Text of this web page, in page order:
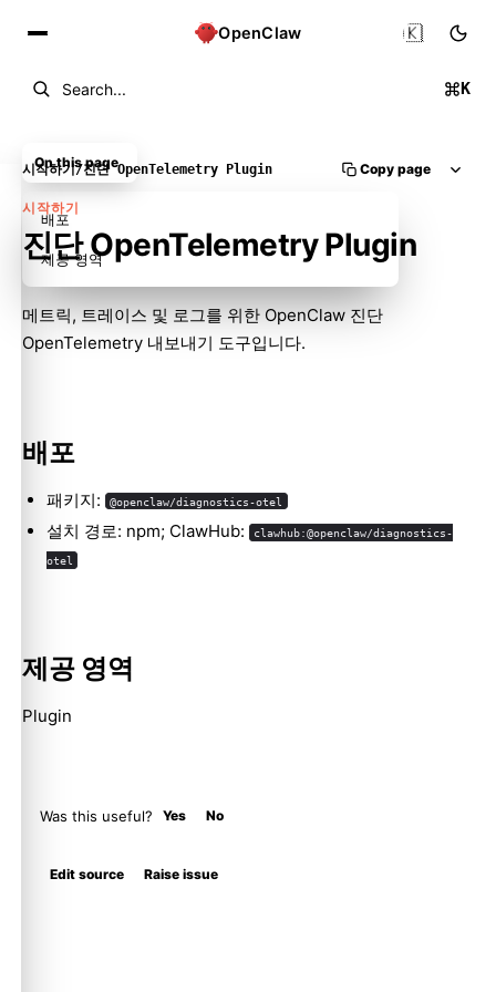
OpenClaw
Search... K
🇰🇷
시작하기/진단 OpenTelemetry Plugin Copy page
시작하기
진단 OpenTelemetry Plugin
메트릭, 트레이스 및 로그를 위한 OpenClaw 진단
OpenTelemetry 내보내기 도구입니다.
배포
패키지: @openclaw/diagnostics-otel
설치 경로: npm; ClawHub: clawhub:@openclaw/diagnostics-
otel
제공 영역
Plugin
Was this useful? Yes No
Edit source Raise issue
On this page
배포
제공 영역